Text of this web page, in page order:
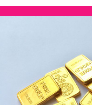
へ
スコ